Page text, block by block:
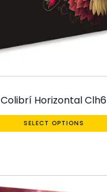
Colibrí Horizontal Clh6
SELECT OPTIONS